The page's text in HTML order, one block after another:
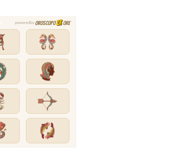
powered by OROSCOPO ORE